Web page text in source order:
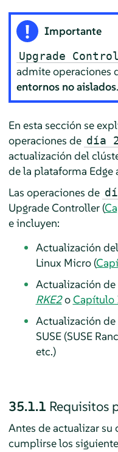
Importante
Upgrade
admite operaciones
entornos no aislados.
En esta sección se
operaciones de día
actualización del
de la plataforma Edge
Las operaciones de
Upgrade Controller (
e incluyen:
Actualización
Linux Micro (
Actualización
RKE2oCapítulo
Actualización
SUSE (SUSE
etc.)
35.1.1 Requisitos
Antes de actualizar su
cumplirse los